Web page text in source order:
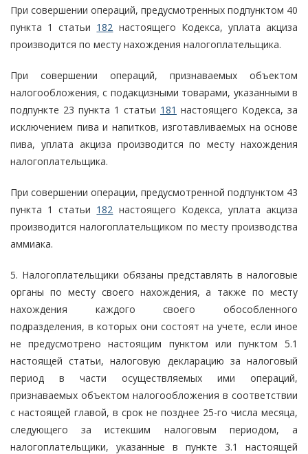
При совершении операций, предусмотренных подпунктом 40
пункта 1 статьи 182 настоящего Кодекса, уплата акциза
производится по месту нахождения налогоплательщика.
При совершении операций, признаваемых объектом
налогообложения, с подакцизными товарами, указанными в
подпункте 23 пункта 1 статьи 181 настоящего Кодекса, за
исключением пива и напитков, изготавливаемых на основе
пива, уплата акциза производится по месту нахождения
налогоплательщика.
При совершении операции, предусмотренной подпунктом 43
пункта 1 статьи 182 настоящего Кодекса, уплата акциза
производится налогоплательщиком по месту производства
аммиака.
5. Налогоплательщики обязаны представлять в налоговые
органы по месту своего нахождения, а также по месту
нахождения каждого своего обособленного
подразделения, в которых они состоят на учете, если иное
не предусмотрено настоящим пунктом или пунктом 5.1
настоящей статьи, налоговую декларацию за налоговый
период в части осуществляемых ими операций,
признаваемых объектом налогообложения в соответствии
с настоящей главой, в срок не позднее 25-го числа месяца,
следующего за истекшим налоговым периодом, а
налогоплательщики, указанные в пункте 3.1 настоящей